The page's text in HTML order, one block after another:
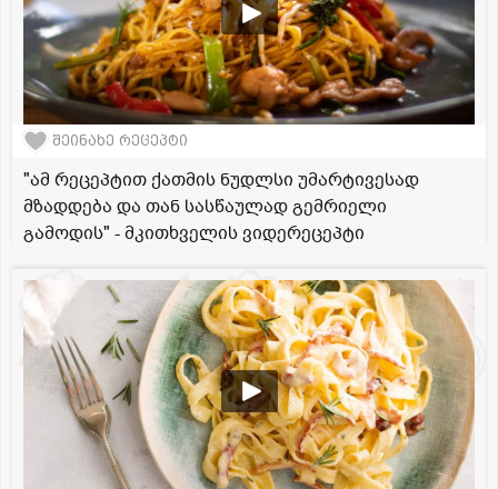
შეინახე რეცეპტი
"ამ რეცეპტით ქათმის ნუდლსი უმარტივესად
მზადდება და თან სასწაულად გემრიელი
გამოდის" - მკითხველის ვიდერეცეპტი